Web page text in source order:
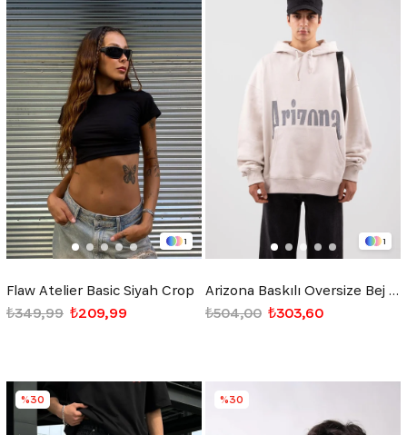
1
Flaw Atelier Basic Siyah Crop
₺209,99
₺349,99
1
Arizona Baskılı Oversize Bej Oversize Hoodie
₺303,60
₺504,00
%30 %30